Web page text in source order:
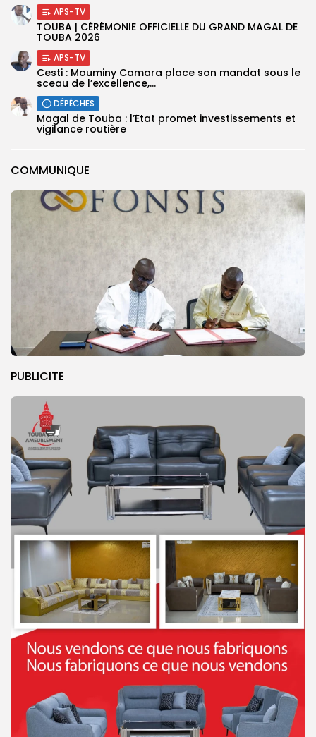
COMMUNIQUE
PUBLICITE
APS-TV
TOUBA | CÉRÉMONIE OFFICIELLE DU GRAND MAGAL DE
TOUBA 2026
APS-TV
Cesti : Mouminy Camara place son mandat sous le
sceau de l’excellence,...
DÉPÊCHES
Magal de Touba : l’État promet investissements et
vigilance routière